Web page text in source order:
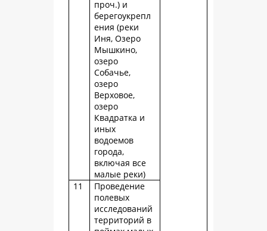
проч.) и
берегоукрепл
ения (реки
Иня, Озеро
Мышкино,
озеро
Собачье,
озеро
Верховое,
озеро
Квадратка и
иных
водоемов
города,
включая все
малые реки)
11
Проведение
полевых
исследований
территорий в